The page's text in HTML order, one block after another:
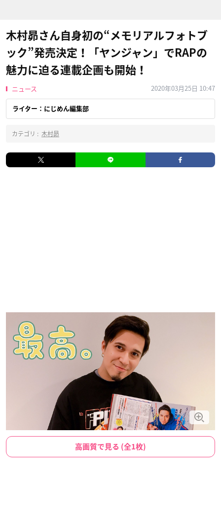
木村昴さん自身初の“メモリアルフォトブ
ック”発売決定！「ヤンジャン」でRAPの
魅力に迫る連載企画も開始！
ニュース 2020年03月25日 10:47
ライター：にじめん編集部
カテゴリ : 木村昴
高画質で見る (全1枚)